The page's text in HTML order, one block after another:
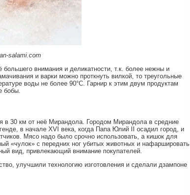
salami.com
внимания и деликатности, т.к. более нежны и
и варки можно проткнуть вилкой, то треугольные
воды не более 90°C. Гарнир к этим двум продуктам
бобы.
в 30 км от неё Мирандола. Городом Мирандола в средние
в начале XVI века, когда Папа Юлий II осадил город, и
Мясо надо было срочно использовать, а кишок для
«чулок» с передних ног убитых животных и нафаршировать
вид, привлекающий внимание покупателей.
улучшили технологию изготовления и сделали дзампоне